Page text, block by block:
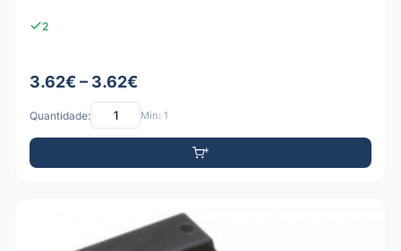
2
3.62€ – 3.62€
Quantidade: Mín: 1